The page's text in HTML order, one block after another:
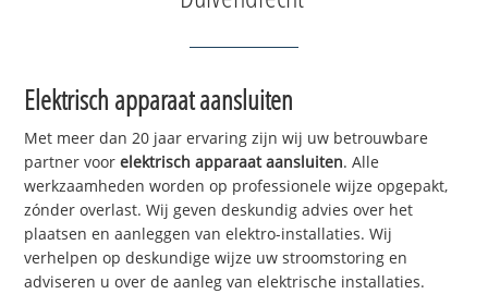
Elektrisch apparaat aansluiten
Met meer dan 20 jaar ervaring zijn wij uw betrouwbare
partner voorelektrisch apparaat aansluiten. Alle
werkzaamheden worden op professionele wijze opgepakt,
zónder overlast. Wij geven deskundig advies over het
plaatsen en aanleggen van elektro-installaties. Wij
verhelpen op deskundige wijze uw stroomstoring en
adviseren u over de aanleg van elektrische installaties.